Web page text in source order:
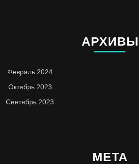
АРХИВЫ
Февраль 2024
Октябрь 2023
Сентябрь 2023
МЕТА